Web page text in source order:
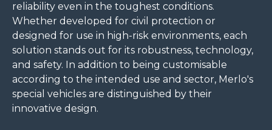
reliability even in the toughest conditions.
Whether developed for civil protection or
designed for use in high-risk environments, each
solution stands out for its robustness, technology,
and safety. In addition to being customisable
according to the intended use and sector, Merlo's
special vehicles are distinguished by their
innovative design.